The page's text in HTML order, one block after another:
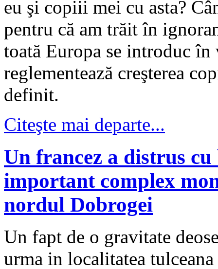
eu şi copiii mei cu asta?
pentru că am trăit în
toată Europa se introduc în
reglementează creşterea
definit.
Citeşte mai departe...
Un francez a distrus
important complex
nordul Dobrogei
Un fapt de o gravitate
urma in localitatea